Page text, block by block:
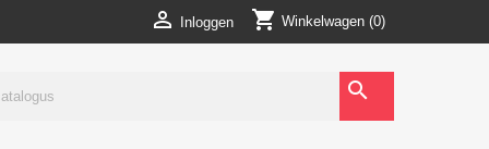
 Inloggen shopping_cart Winkelwagen (0)
search